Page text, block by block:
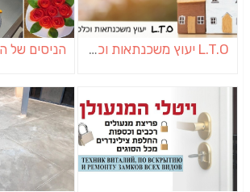
L.T.O יעוץ משכנתאות וכלכלת משפחה | יועץ משכנתאות באשכול